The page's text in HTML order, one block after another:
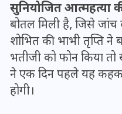
सुनियोजित आत्महत्या
बोतल मिली है, जिसे
शोभित की भाभी तृप्ति ने
भतीजी को फोन किया
ने एक दिन पहले यह
होगी।
2025:
पर बंपर
जानें कब